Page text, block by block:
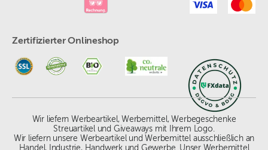
Zertifizierter Onlineshop
Wir liefern Werbeartikel, Werbemittel, Werbegeschenke
Streuartikel und Giveaways mit Ihrem Logo.
Wir liefern unsere Werbeartikel und Werbemittel ausschließlich an
Handel, Industrie, Handwerk und Gewerbe. Unser Werbemittel